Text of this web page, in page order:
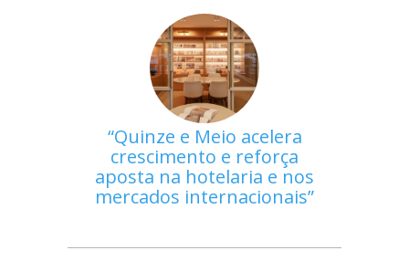
Quinze e Meio acelera
crescimento e reforça
aposta na hotelaria e nos
mercados internacionais